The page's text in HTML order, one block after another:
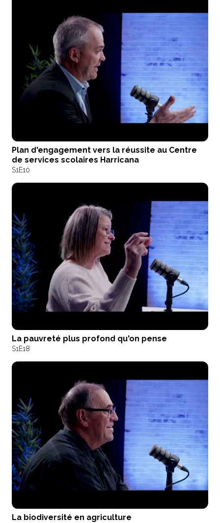
Plan d'engagement vers la réussite au Centre
de services scolaires Harricana
S1E10
La pauvreté plus profond qu'on pense
S1E18
La biodiversité en agriculture